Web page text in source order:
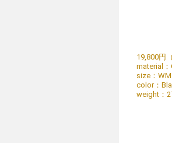
19,800円
material
size：
color：
weight：